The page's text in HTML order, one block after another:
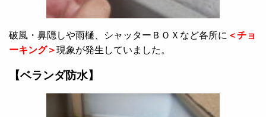
破風・鼻隠しや雨樋、シャッターＢＯＸなど各所に ＜チョ
ーキング＞現象が発生していました。
【ベランダ防水】